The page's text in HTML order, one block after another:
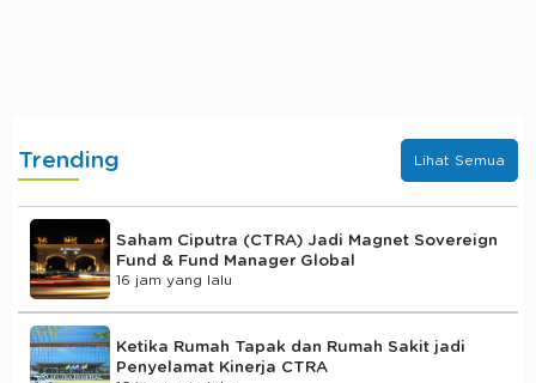
Trending Lihat Semua
Saham Ciputra (CTRA) Jadi Magnet Sovereign
Fund & Fund Manager Global
16 jam yang lalu
Ketika Rumah Tapak dan Rumah Sakit jadi
Penyelamat Kinerja CTRA